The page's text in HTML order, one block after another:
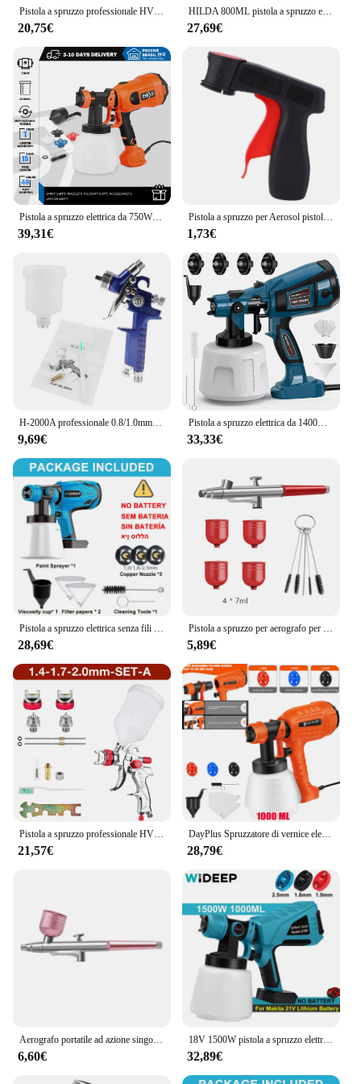
Pistola a spruzzo professionale HVLP 1,4 mm 1,7 mm 2,0 mm 2,5 mm Pistola a spruzzo a gravità senza fili con ugello in acciaio, Pistola a spruzzo per auto domestica, Strumenti a spruzzo fai-da-te
20,75€
HILDA 800ML pistola a spruzzo elettrica utensili ad alta potenza spruzzatore di vernice pistola a spruzzo elettrica rossa per uso domestico automatico
27,69€
Pistola a spruzzo elettrica da 750W 4 dimensioni dell'ugello 1200ml HVLP spruzzatore di vernice per uso domestico controllo del flusso facile spruzzatura di PROSTORMER
39,31€
Pistola a spruzzo per Aerosol pistola a spruzzo in plastica Spray può maneggiare impugnatura per pistola impugnatura per vernice Spray per Aerosol Design ergonomico
1,73€
9,69€
Pistola a spruzzo elettrica da 1400ML 800W spruzzatore di vernice HVLP ad alta potenza per mobili Auto rivestimento in acciaio aerografo per la casa fai da te con 4 ugelli
33,33€
28,69€ 5,89€
21,57€
DayPlus Spruzzatore di vernice elettrico con 3 modelli spray, spruzzatore di vernice per recinzione, 1000 ml per recinzione e terrazza, pistola a spruzzo portatile
28,79€
6,60€
18V 1500W pistola a spruzzo elettrica senza fili ad alta potenza HVLP spruzzatore di vernice Auto mobili rivestimento in acciaio aerografo per batteria Makita 18V
32,89€